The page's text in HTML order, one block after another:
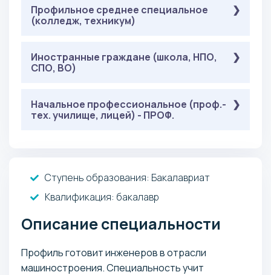
баллов
Общая физика: 40 баллов
Обязательные( Онлайн-тестирование ):
Русский язык: 40 баллов
баллов
Общая физика
Профильное среднее специальное
(колледж, техникум)
Обязательные( Онлайн-тестирование ):
Русский язык
баллов
Общая физика: 40 баллов
Иностранные граждане (школа, НПО,
СПО, ВО)
Обязательные( Онлайн-тестирование ):
Русский язык : 40 баллов
Начальное профессиональное (проф.-
тех. училище, лицей) - ПРОФ.
Математика в технических науках: 40
баллов
Ступень образования: Бакалавриат
Квалификация: бакалавр
Описание специальности
Профиль готовит инженеров в отрасли
машиностроения. Специальность учит